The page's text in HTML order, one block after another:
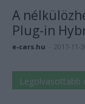
A
Plug-in
e-cars.hu 2017-11-
Legolvasottabb